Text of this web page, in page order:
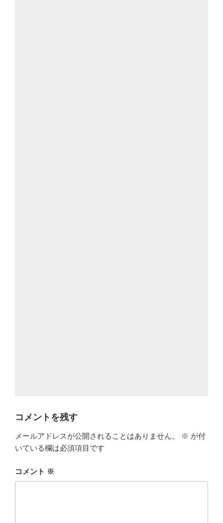
コメントを残す
メールアドレスが公開されることはありません。 ※ が付
いている欄は必須項目です
コメント ※